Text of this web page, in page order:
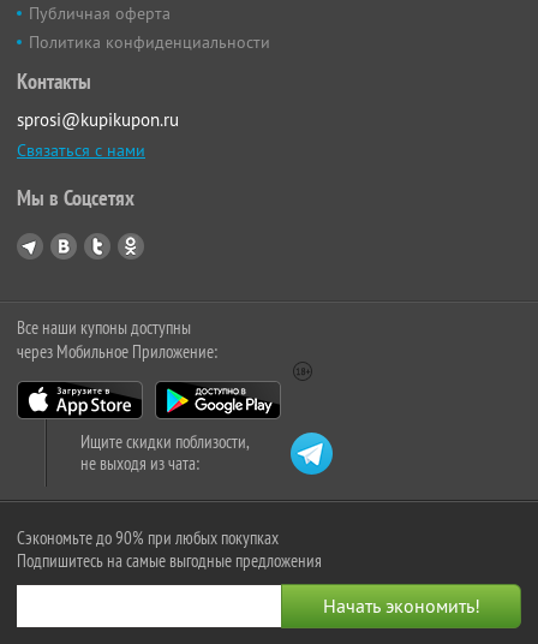
Публичная оферта
Политика конфиденциальности
Контакты
sprosi@kupikupon.ru
Связаться с нами
Мы в Соцсетях
Все наши купоны доступны
через Мобильное Приложение:
Ищите скидки поблизости,
не выходя из чата:
Сэкономьте до 90% при любых покупках
Подпишитесь на самые выгодные предложения